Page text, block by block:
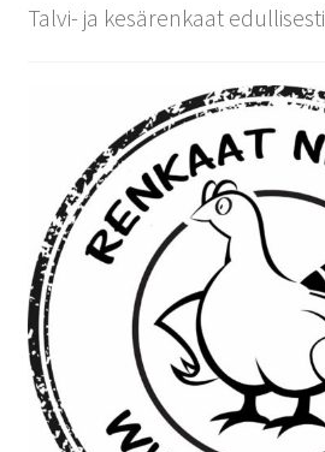
Talvi- ja kesärenkaat edullisesti